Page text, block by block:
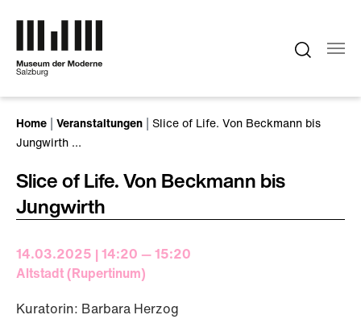
Home Veranstaltungen Slice of Life. Von Beckmann bis
Jungwirth …
Slice of Life. Von Beckmann bis
Jungwirth
14.03.2025 | 14:20 — 15:20
Altstadt (Rupertinum)
Kuratorin: Barbara Herzog